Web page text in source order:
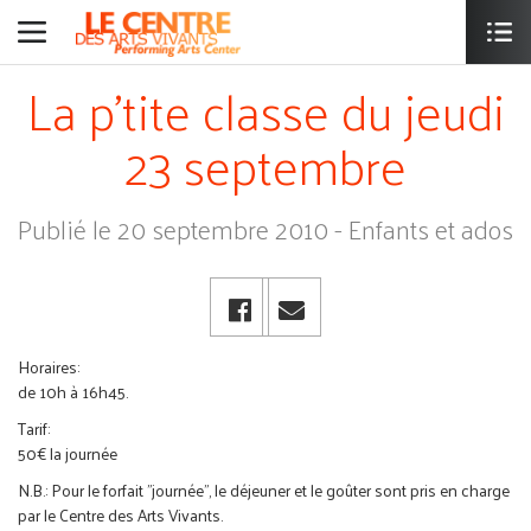
La p'tite classe du jeudi
23 septembre
Publié le 20 septembre 2010 - Enfants et ados
Horaires:
de 10h à 16h45.
Tarif:
50€ la journée
N.B.: Pour le forfait "journée", le déjeuner et le goûter sont pris en charge
par le Centre des Arts Vivants.